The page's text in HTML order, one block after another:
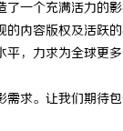
一个充满活力的影
内容版权及活跃
，力求为全球更
求。让我们期待